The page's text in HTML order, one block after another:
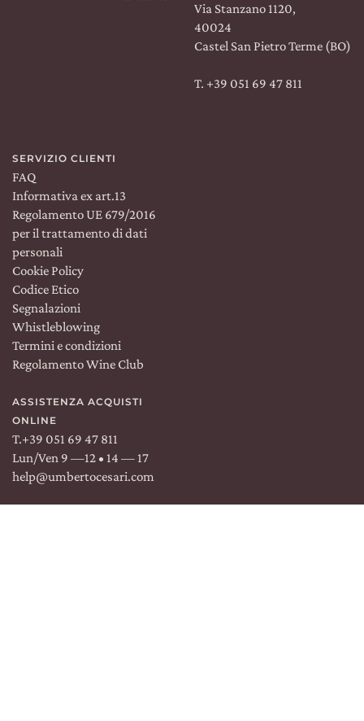
Spedizione:WORLDWIDE
FacebookInstagram
Via Stanzano 1120,
40024
Castel San Pietro Terme (BO)
T. +39 051 69 47 811
SERVIZIO CLIENTI
FAQ
Informativa ex art.13
Regolamento UE 679/2016
per il trattamento di dati
personali
Cookie Policy
Codice Etico
Segnalazioni
Whistleblowing
Termini e condizioni
Regolamento Wine Club
ASSISTENZA ACQUISTI
ONLINE
T.+39 051 69 47 811
Lun/Ven 9 —12 • 14 — 17
help@umbertocesari.com